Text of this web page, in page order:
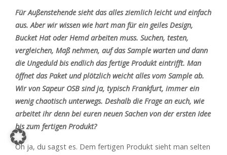
Für Außenstehende sieht das alles ziemlich leicht und einfach
aus. Aber wir wissen wie hart man für ein geiles Design,
Bucket Hat oder Hemd arbeiten muss. Suchen, testen,
vergleichen, Maß nehmen, auf das Sample warten und dann
die Ungeduld bis endlich das fertige Produkt eintrifft. Man
öffnet das Paket und plötzlich weicht alles vom Sample ab.
Wir von Sapeur OSB sind ja, typisch Frankfurt, immer ein
wenig chaotisch unterwegs. Deshalb die Frage an euch, wie
arbeitet ihr denn bei euren neuen Sachen von der ersten Idee
bis zum fertigen Produkt?
Oh ja, du sagst es. Dem fertigen Produkt sieht man selten